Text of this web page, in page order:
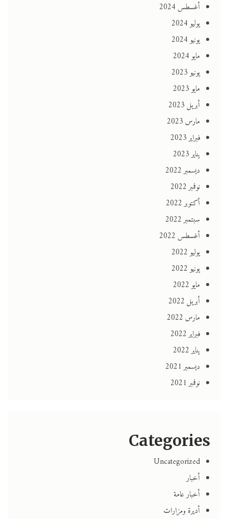
أغسطس 2024
يوليو 2024
يونيو 2024
مايو 2024
يونيو 2023
مايو 2023
أبريل 2023
مارس 2023
فبراير 2023
يناير 2023
ديسمبر 2022
نوفمبر 2022
أكتوبر 2022
سبتمبر 2022
أغسطس 2022
يوليو 2022
يونيو 2022
مايو 2022
أبريل 2022
مارس 2022
فبراير 2022
يناير 2022
ديسمبر 2021
نوفمبر 2021
Categories
Uncategorized
أخبار
أخبار عامة
أديرة ومزارات